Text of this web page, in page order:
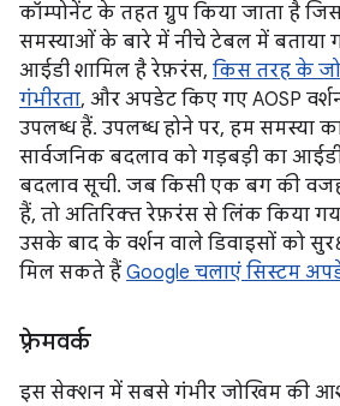
कॉम्पोनेंट के तहत ग्रुप किया जाता है
समस्याओं के बारे में नीचे टेबल में बताया
आईडी शामिल है रेफ़रंस, किस तरह के
गंभीरता, और अपडेट किए गए AOSP
उपलब्ध हैं. उपलब्ध होने पर, हम समस्या
सार्वजनिक बदलाव को गड़बड़ी का
बदलाव सूची. जब किसी एक बग की
हैं, तो अतिरिक्त रेफ़रंस से लिंक किया
उसके बाद के वर्शन वाले डिवाइसों को
मिल सकते हैं Google चलाएं सिस्टम
फ़्रेमवर्क
इस सेक्शन में सबसे गंभीर जोखिम की